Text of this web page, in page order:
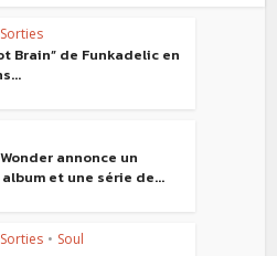
Sorties
Brain” de Funkadelic en
annonce un
et une série de...
Sorties • Soul